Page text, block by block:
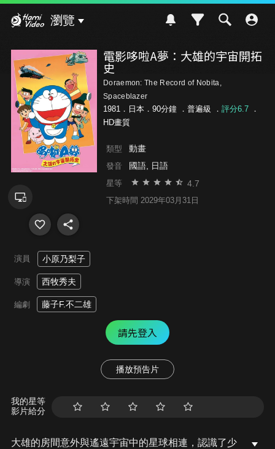
瀏覽
電影哆啦A夢：大雄的宇宙開拓
史
Doraemon: The Record of Nobita,
Spaceblazer
1981．日本．90分鐘 ． 普遍級 ． 評分6.7．
HD畫質
類型 動畫
發音 國語, 日語
星等 4.7
下架時間 2029年03月31日
演員 小原乃梨子
導演 西牧秀夫
編劇 藤子F.不二雄
請先登入
播放預告片
我的星等
影片給分
大雄的房間意外與遙遠宇宙中的星球相連，認識了少